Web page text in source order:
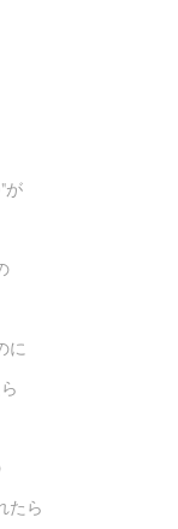
が
に
たら